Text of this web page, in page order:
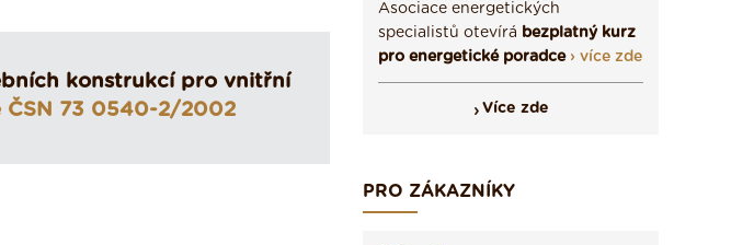
konstrukcí pro vnitřní
ČSN 73 0540-2/2002
Asociace energetických
specialistů otevírá bezplatný kurz
pro energetické poradce › více zde
Více zde
PRO ZÁKAZNÍKY